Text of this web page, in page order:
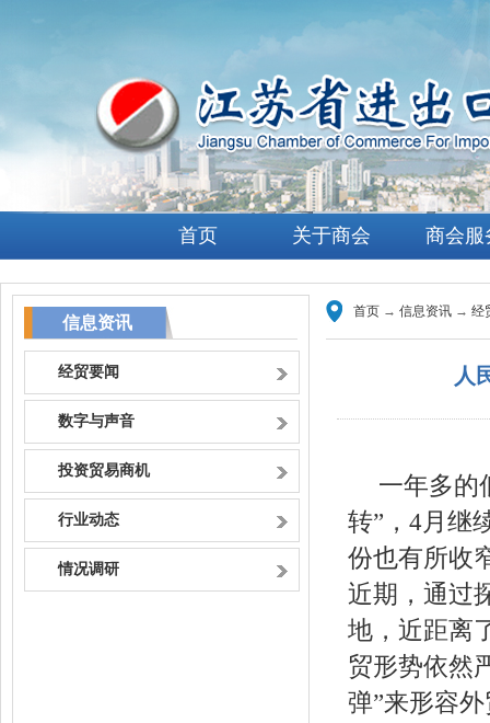
首页 关于商会 商会服
信息资讯
经贸要闻
数字与声音
投资贸易商机
行业动态
情况调研
首页 → 信息资讯 → 经
人
一年多的
转”，4月继
份也有所收
近期，通过
地，近距离
贸形势依然
弹”来形容